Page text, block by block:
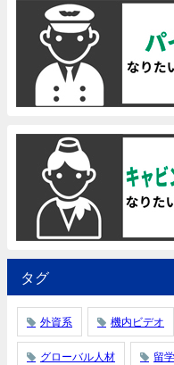
タグ
外資系 機内ビデオ
グローバル人材 留